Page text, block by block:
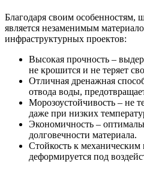
Благодаря своим особенностям,
является незаменимым
инфраструктурных проектов:
Высокая прочность –
не крошится и не теряет
Отличная дренажная
отвода воды,
Морозоустойчивость – не
даже при низких
Экономичность –
долговечности материала.
Стойкость к механическим
деформируется под